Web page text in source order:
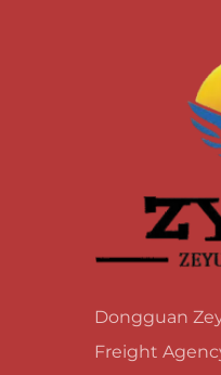
Dongguan
Freight